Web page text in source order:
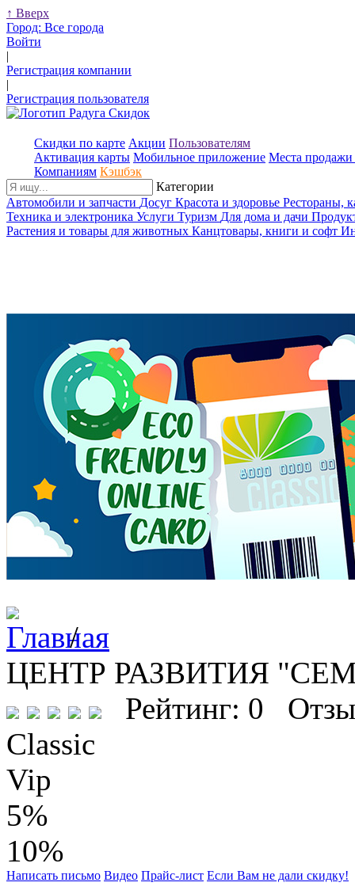
↑ Вверх
Город: Все города
Войти
|
Регистрация компании
|
Регистрация пользователя
Скидки по карте Акции Пользователям
Активация карты Мобильное приложение Места продажи
Компаниям Кэшбэк
Категории
Автомобили и запчасти Досуг Красота и здоровье Рестораны,
Техника и электроника Услуги Туризм Для дома и дачи
Растения и товары для животных Канцтовары, книги и софт
/
ЦЕНТР РАЗВИТИЯ
Рейтинг: 0
Classic
Vip
5%
10%
Написать письмо Видео Прайс-лист Если Вам не дали скидку!